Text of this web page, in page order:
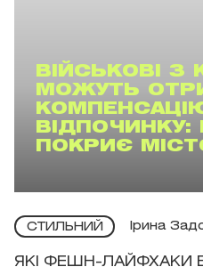
ВІЙСЬКОВІ З
МОЖУТЬ
ВІДПОЧИНКУ:
ПОКРИЄ
СТИЛЬНИЙ Ірина
ЯКІ ФЕШН-ЛАЙФХАКИ